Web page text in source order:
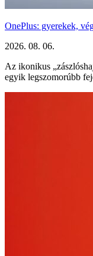
OnePlus: gyerekek,
2026. 08. 06.
Az ikonikus
egyik legszomorúbb